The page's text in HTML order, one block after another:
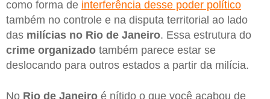
como forma de interferência desse poder político
também no controle e na disputa territorial ao lado
das milícias no Rio de Janeiro. Essa estrutura do
crime organizado também parece estar se
deslocando para outros estados a partir da milícia.
No Rio de Janeiro é nítido o que você acabou de